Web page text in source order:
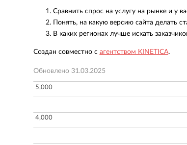
Сравнить спрос на услугу на рынке и у
Понять, на какую версию сайта делать
В каких регионах лучше искать
Создан совместно с агентством KINETICA.
Обновлено 31.03.2025
4,000
5,000